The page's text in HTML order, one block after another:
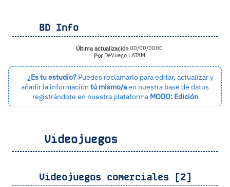
BD Info
Última actualización 00/00/0000
PorDeVuego LATAM
¿Es tu estudio? Puedes reclamarlo para editar, actualizar y
añadir la información tú mismo/aen nuestra base de datos
registrándote en nuestra plataforma MODO: Edición
Videojuegos
Videojuegos comerciales [2]